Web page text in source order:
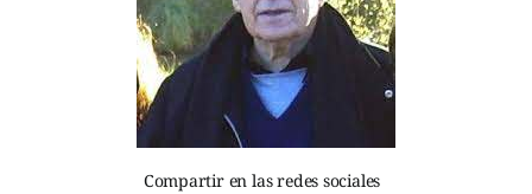
Compartir en las redes sociales